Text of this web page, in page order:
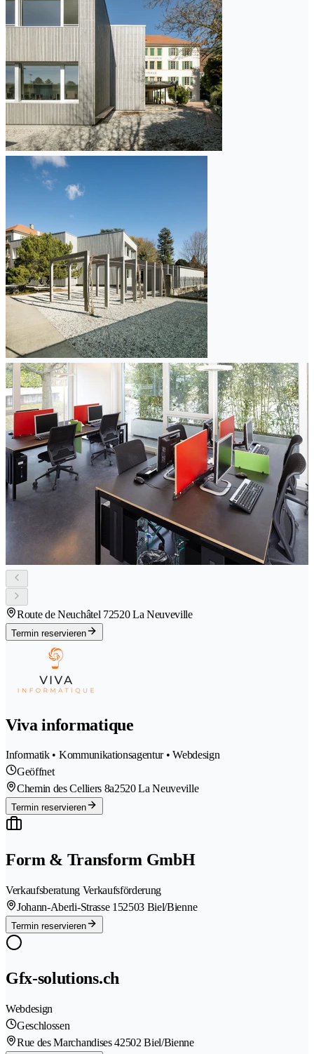
Route de Neuchâtel 72520 La Neuveville
Termin reservieren
Viva informatique
Informatik • Kommunikationsagentur • Webdesign
Geöffnet
Chemin des Celliers 8a2520 La Neuveville
Termin reservieren
Form & Transform GmbH
Verkaufsberatung Verkaufsförderung
Johann-Aberli-Strasse 152503 Biel/Bienne
Termin reservieren
Gfx-solutions.ch
Webdesign
Geschlossen
Rue des Marchandises 42502 Biel/Bienne